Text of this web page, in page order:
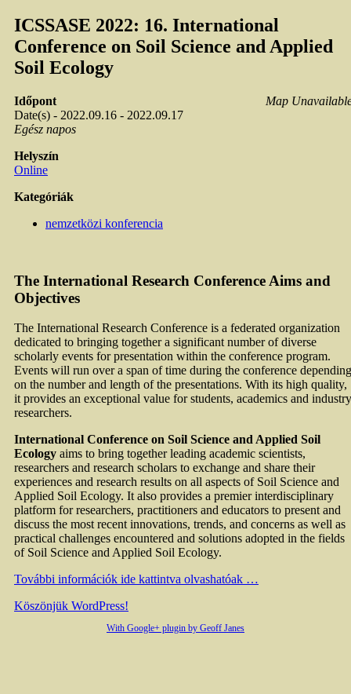
ICSSASE 2022: 16. International
Conference on Soil Science and Applied
Soil Ecology
Map
Időpont
Date(s) - 2022.09.16 - 2022.09.17
Egész napos
Helyszín
Online
Kategóriák
nemzetközi konferencia
The International Research Conference Aims and
Objectives
The International Research Conference is a federated organization
dedicated to bringing together a significant number of diverse
scholarly events for presentation within the conference program.
Events will run over a span of time during the conference depending
on the number and length of the presentations. With its high quality,
it provides an exceptional value for students, academics and industry
researchers.
International Conference on Soil Science and Applied Soil
Ecology aims to bring together leading academic scientists,
researchers and research scholars to exchange and share their
experiences and research results on all aspects of Soil Science and
Applied Soil Ecology. It also provides a premier interdisciplinary
platform for researchers, practitioners and educators to present and
discuss the most recent innovations, trends, and concerns as well as
practical challenges encountered and solutions adopted in the fields
of Soil Science and Applied Soil Ecology.
További információk ide kattintva olvashatóak …
Köszönjük WordPress!
With Google+ plugin by Geoff Janes